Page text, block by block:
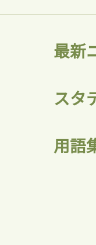
最新
スタ
用語